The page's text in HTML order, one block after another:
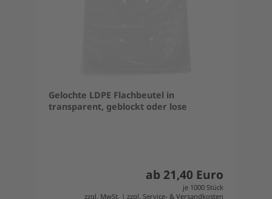
Gelochte LDPE Flachbeutel in
transparent, geblockt oder lose
ab 21,40 Euro
je 1000 Stück
zzgl. MwSt. | zzgl. Service- & Versandkosten